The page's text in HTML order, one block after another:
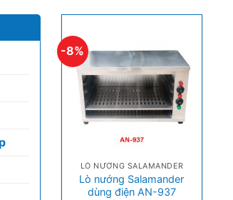
-8%
LÒ NƯỚNG SALAMANDER
Lò nướng Salamander
dùng điện AN-937